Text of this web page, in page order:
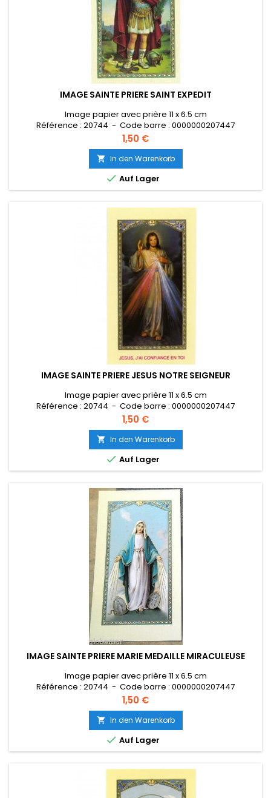
IMAGE SAINTE PRIERE SAINT EXPEDIT
Image papier avec prière 11 x 6.5 cm
Référence : 20744 - Code barre : 0000000207447
Preis
1,50 €
 In den Warenkorb
 Auf Lager
IMAGE SAINTE PRIERE JESUS NOTRE SEIGNEUR
Image papier avec prière 11 x 6.5 cm
Référence : 20744 - Code barre : 0000000207447
Preis
1,50 €
 In den Warenkorb
 Auf Lager
IMAGE SAINTE PRIERE MARIE MEDAILLE MIRACULEUSE
Image papier avec prière 11 x 6.5 cm
Référence : 20744 - Code barre : 0000000207447
Preis
1,50 €
 In den Warenkorb
 Auf Lager